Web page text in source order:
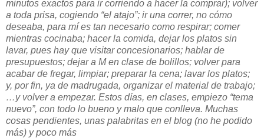
minutos exactos para ir corriendo a hacer la comprar); volver
a toda prisa, cogiendo “el atajo”; ir una correr, no cómo
deseaba, para mí es tan necesario como respirar; comer
mientras cocinaba; hacer la comida, dejar los platos sin
lavar, pues hay que visitar concesionarios; hablar de
presupuestos; dejar a M en clase de bolillos; volver para
acabar de fregar, limpiar; preparar la cena; lavar los platos;
y, por fin, ya de madrugada, organizar el material de trabajo;
…y volver a empezar. Estos días, en clases, empiezo “tema
nuevo”, con todo lo bueno y malo que conlleva. Muchas
cosas pendientes, unas palabritas en el blog (no he podido
más) y poco más